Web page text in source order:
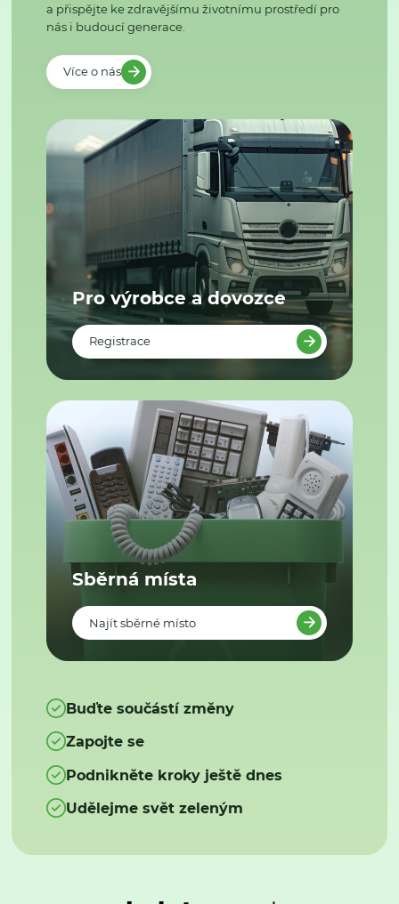
a přispějte ke zdravějšímu životnímu prostředí pro
nás i budoucí generace.
Více o nás
Pro výrobce a dovozce
Registrace
Sběrná místa
Najít sběrné místo
Buďte součástí změny
Zapojte se
Podnikněte kroky ještě dnes
Udělejme svět zeleným